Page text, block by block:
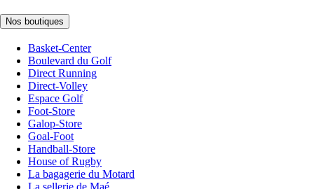
Nos boutiques
Basket-Center
Boulevard du Golf
Direct Running
Direct-Volley
Espace Golf
Foot-Store
Galop-Store
Goal-Foot
Handball-Store
House of Rugby
La bagagerie du Motard
La sellerie de Maé